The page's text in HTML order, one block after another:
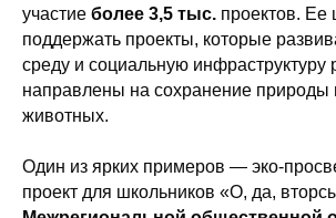
участие более 3,5 тыс. проектов. Ее
поддержать проекты, которые
среду и социальную инфраструктуру
направлены на сохранение природы
животных.
Один из ярких примеров — эко-
проект для школьников «О, да,